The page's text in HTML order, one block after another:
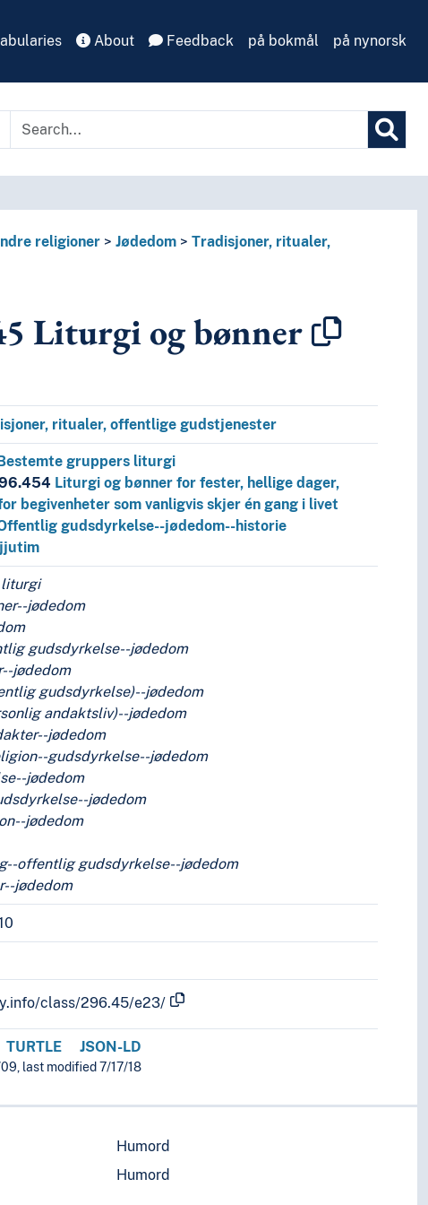
About Feedback på bokmål på nynorsk
én gang i livet
skjer én gang i livet
religioner Jødedom
Tradisjoner, ritualer,
Liturgi og bønner
ritualer, offentlige gudstjenester
Bestemte gruppers liturgi
Liturgi og bønner for fester, hellige dager,
begivenheter som vanligvis skjer én gang i livet
gudsdyrkelse--jødedom--historie
liturgi
jødedom
gudsdyrkelse--jødedom
jødedom
gudsdyrkelse)--jødedom
andaktsliv)--jødedom
jødedom
gudsdyrkelse--jødedom
jødedom
jødedom
jødedom
offentlig gudsdyrkelse--jødedom
jødedom
class/296.45/e23/
TURTLE JSON-LD
last modified 7/17/18
Humord
Humord